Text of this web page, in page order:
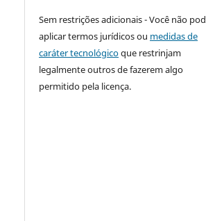
Sem restrições adicionais - Você não
aplicar termos jurídicos ou medidas de
caráter tecnológicoque restrinjam
legalmente outros de fazerem algo
permitido pela licença.